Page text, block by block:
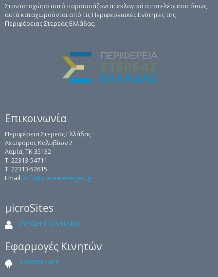
Στον ιστοχώρο αυτό παρουσιάζονται εκλογικά αποτελέσματα όπως
αυτά καταχωρούνται από τις Περιφερειακές Ενότητες της
Περιφέρειας Στερεάς Ελλάδας.
Επικοινωνία
Περιφέρεια Στερεάς Ελλάδας
Λεωφόρος Καλυβίων 2
Λαμία, ΤΚ 35132
Τ: 22313-54711
Τ: 22313-52615
Email: info@sterea-ekloges.gr
μicroSites
ΕΥΡΕΣΗ ΥΠΟΨΗΦΙΟΥ
Εφαρμογές Κινητών
ANDROID APP